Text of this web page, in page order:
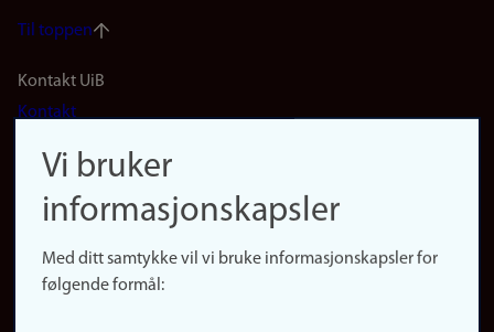
Til toppen
Footer
(no)
Kontakt UiB
Kontakt
Finn forsker
Presse
Finn studier
Ledige stillinger
Vi bruker
informasjonskapsler
Med ditt samtykke vil vi bruke informasjonskapsler for
følgende formål: